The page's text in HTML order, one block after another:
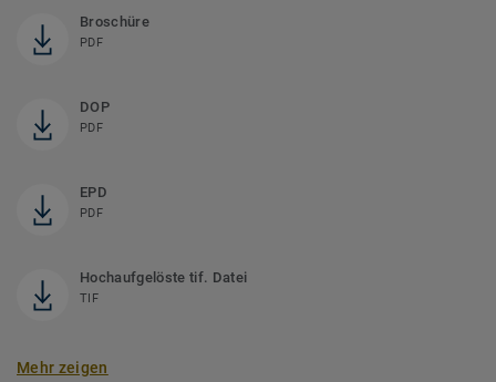
Broschüre
PDF
DOP
PDF
EPD
PDF
Hochaufgelöste tif. Datei
TIF
Mehr zeigen